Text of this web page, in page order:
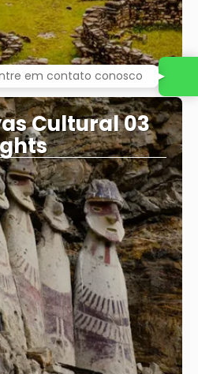
Vejo
Cultural 03
em contato conosco